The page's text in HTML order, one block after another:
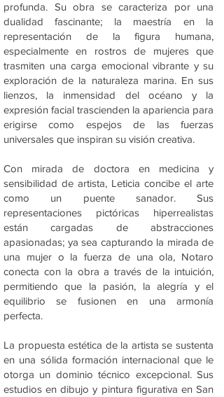
profunda. Su obra se caracteriza por una
dualidad fascinante; la maestría en la
representación de la figura humana,
especialmente en rostros de mujeres que
trasmiten una carga emocional vibrante y su
exploración de la naturaleza marina. En sus
lienzos, la inmensidad del océano y la
expresión facial trascienden la apariencia para
erigirse como espejos de las fuerzas
universales que inspiran su visión creativa.
Con mirada de doctora en medicina y
sensibilidad de artista, Leticia concibe el arte
como un puente sanador. Sus
representaciones pictóricas hiperrealistas
están cargadas de abstracciones
apasionadas; ya sea capturando la mirada de
una mujer o la fuerza de una ola, Notaro
conecta con la obra a través de la intuición,
permitiendo que la pasión, la alegría y el
equilibrio se fusionen en una armonía
perfecta.
La propuesta estética de la artista se sustenta
en una sólida formación internacional que le
otorga un dominio técnico excepcional. Sus
estudios en dibujo y pintura figurativa en San